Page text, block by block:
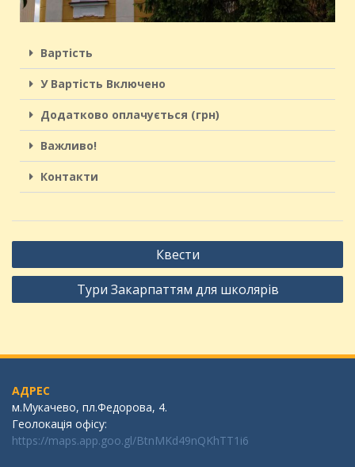
Вартість
У Вартість Включено
Додатково оплачується (грн)
Важливо!
Контакти
Квести
Тури Закарпаттям для школярів
АДРЕС
м.Мукачево, пл.Федорова, 4.
Геолокація офісу:
https://maps.app.goo.gl/BtnMKd49nQKhTT1i6